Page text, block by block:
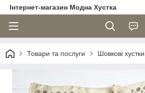
Інтернет-магазин Модна Хустка
Товари та послуги Шовкові хустки